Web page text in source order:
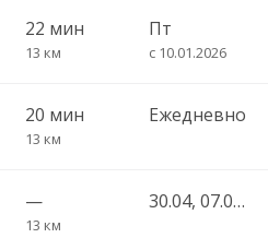
22 мин
13 км
Пт
с 10.01.2026
20 мин
13 км
Ежедневно
—
13 км
30.04, 07.05, 11.06, 29.08, 31.08, 01.11, 04.11